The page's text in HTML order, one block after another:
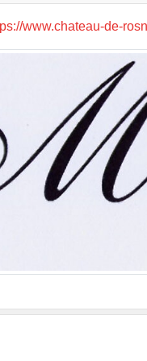
www.chateau-de-